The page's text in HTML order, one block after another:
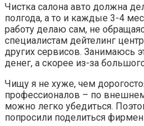
Чистка салона авто должна
полгода, а то и каждые 3-4
работу делаю сам, не
специалистам дейтелинг
других сервисов. Занимаюсь
денег, а скорее из-за
Чищу я не хуже, чем
профессионалов – по
можно легко убедиться.
попросили поделиться